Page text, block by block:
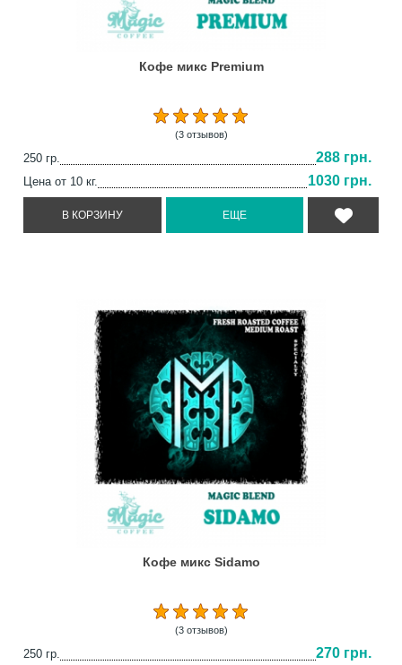
Кофе микс Premium
(3 отзывов)
250 гр. 288 грн.
Цена от 10 кг. 1030 грн.
Кофе микс Sidamo
(3 отзывов)
250 гр. 270 грн.